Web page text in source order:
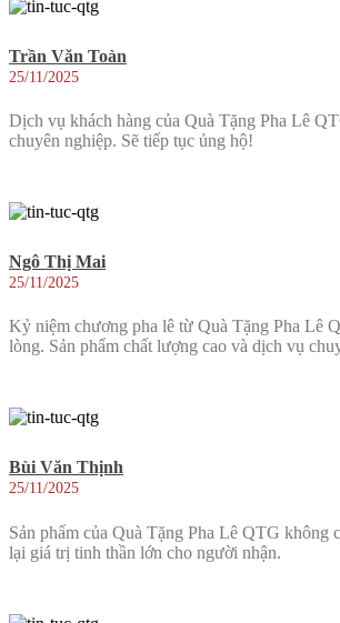
Trần Văn Toàn
25/11/2025
Dịch vụ khách hàng của Quà Tặng Pha Lê
chuyên nghiệp. Sẽ tiếp tục ủng hộ!
Ngô Thị Mai
25/11/2025
Kỷ niệm chương pha lê từ Quà Tặng Pha Lê
lòng. Sản phẩm chất lượng cao và dịch vụ
Bùi Văn Thịnh
25/11/2025
Sản phẩm của Quà Tặng Pha Lê QTG không
lại giá trị tinh thần lớn cho người nhận.